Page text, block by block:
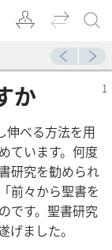
か
伸べる方法を用
ています。何度
研究を勧められ
前々から聖書を
です。聖書研究
ました。